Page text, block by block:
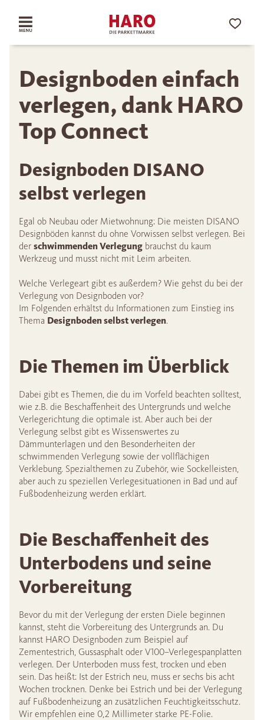
Designboden einfach
verlegen, dank HARO
Top Connect
Designboden DISANO
selbst verlegen
Egal ob Neubau oder Mietwohnung: Die meisten DISANO
Designböden kannst du ohne Vorwissen selbst verlegen. Bei
der schwimmenden Verlegung brauchst du kaum
Werkzeug und musst nicht mit Leim arbeiten.
Welche Verlegeart gibt es außerdem? Wie gehst du bei der
Verlegung von Designboden vor?
Im Folgenden erhältst du Informationen zum Einstieg ins
Thema Designboden selbst verlegen.
Die Themen im Überblick
Dabei gibt es Themen, die du im Vorfeld beachten solltest,
wie z.B. die Beschaffenheit des Untergrunds und welche
Verlegerichtung die optimale ist. Aber auch bei der
Verlegung selbst gibt es Wissenswertes zu
Dämmunterlagen und den Besonderheiten der
schwimmenden Verlegung sowie der vollflächigen
Verklebung. Spezialthemen zu Zubehör, wie Sockelleisten,
aber auch zu speziellen Verlegesituationen in Bad und auf
Fußbodenheizung werden erklärt.
Die Beschaffenheit des
Unterbodens und seine
Vorbereitung
Bevor du mit der Verlegung der ersten Diele beginnen
kannst, steht die Vorbereitung des Untergrunds an. Du
kannst HARO Designboden zum Beispiel auf
Zementestrich, Gussasphalt oder V100–Verlegespanplatten
verlegen. Der Unterboden muss fest, trocken und eben
sein. Das heißt: Ist der Estrich neu, muss er sechs bis acht
Wochen trocknen. Denke bei Estrich und bei der Verlegung
auf Fußbodenheizung an zusätzlichen Feuchtigkeitsschutz.
Wir empfehlen eine 0,2 Millimeter starke PE-Folie.